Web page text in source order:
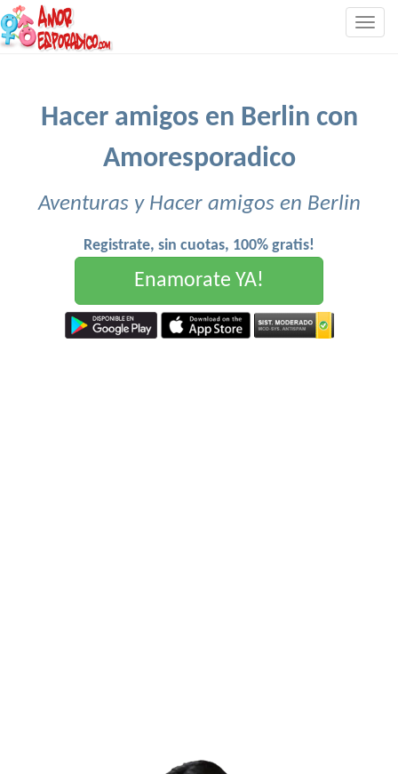
Hacer amigos en Berlin con
Amoresporadico
Aventuras y Hacer amigos en Berlin
Registrate, sin cuotas, 100% gratis!
Enamorate YA!